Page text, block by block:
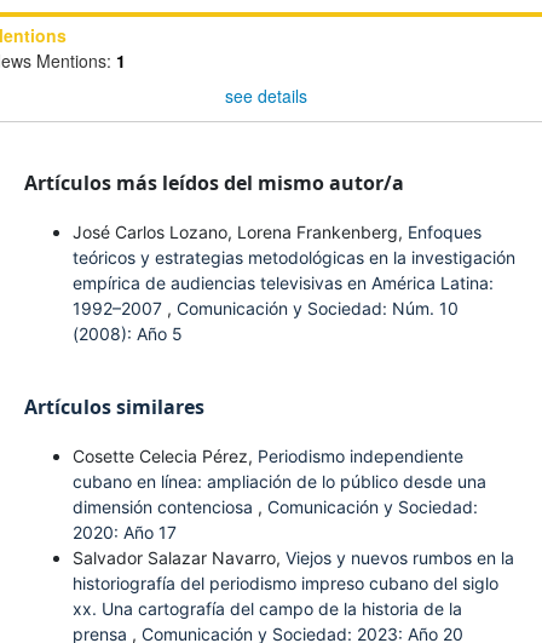
Mentions: 1
see details
Artículos más leídos del mismo autor/a
José Carlos Lozano, Lorena Frankenberg, Enfoques
teóricos y estrategias metodológicas en la investigación
empírica de audiencias televisivas en América Latina:
1992–2007 , Comunicación y Sociedad: Núm. 10
(2008): Año 5
Artículos similares
Cosette Celecia Pérez, Periodismo independiente
cubano en línea: ampliación de lo público desde una
dimensión contenciosa , Comunicación y Sociedad:
2020: Año 17
Salvador Salazar Navarro, Viejos y nuevos rumbos en la
historiografía del periodismo impreso cubano del siglo
xx. Una cartografía del campo de la historia de la
prensa , Comunicación y Sociedad: 2023: Año 20